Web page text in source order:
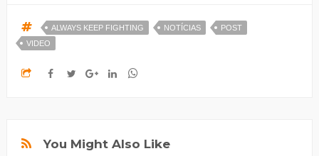
ALWAYS KEEP FIGHTING NOTÍCIAS
POST
VIDEO
You Might Also Like